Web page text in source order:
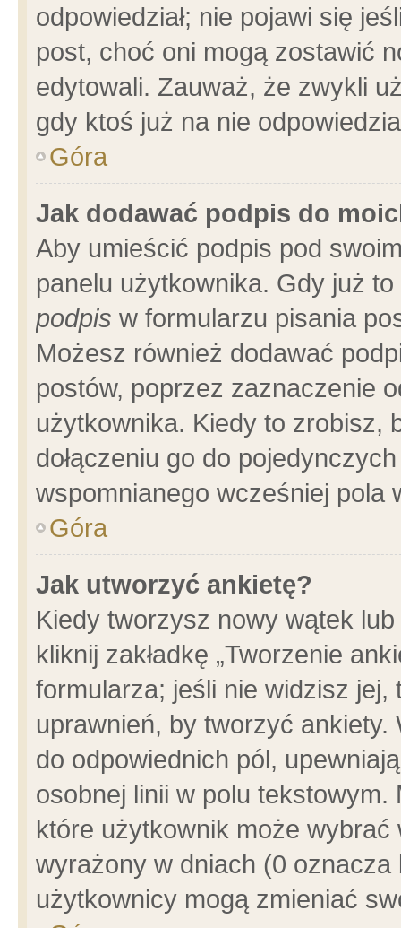
odpowiedział; nie pojawi się
post, choć oni mogą zostawić
edytowali. Zauważ, że zwykli
gdy ktoś już na nie
Góra
Jak dodawać podpis do
Aby umieścić podpis pod
panelu użytkownika. Gdy już
podpis w formularzu pisania
Możesz również dodawać
postów, poprzez zaznaczenie
użytkownika. Kiedy to zrobisz,
dołączeniu go do
wspomnianego wcześniej pola
Góra
Jak utworzyć ankietę?
Kiedy tworzysz nowy wątek
kliknij zakładkę „Tworzenie
formularza; jeśli nie widzisz
uprawnień, by tworzyć ankiety.
do odpowiednich pól,
osobnej linii w polu
które użytkownik może
wyrażony w dniach (0
użytkownicy mogą zmieniać